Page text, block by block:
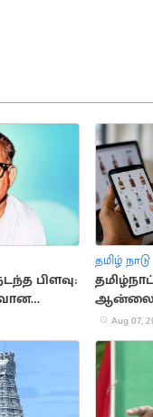
பிளவு:
தமிழ் நாடு
Aug 07,